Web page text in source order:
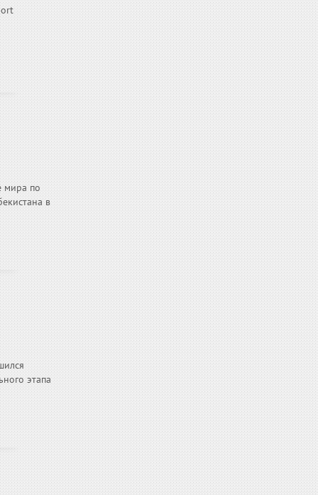
мира по
в
этапа